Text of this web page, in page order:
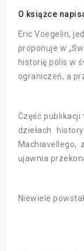
O książce
Eric Voegelin,
proponuje w
historię polis w
ograniczeń, a
Część
dziełach
ujawnia
Niewiele